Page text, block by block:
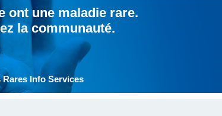
ont une maladie rare.
la communauté.
Info Services